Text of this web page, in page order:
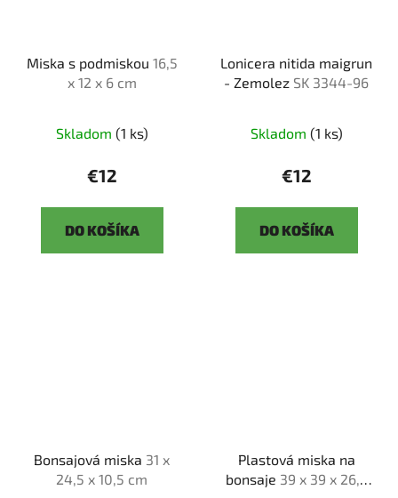
Miska s podmiskou 16,5
x 12 x 6 cm
Skladom (1 ks)
€12
DO KOŠÍKA
Lonicera nitida maigrun
- Zemolez SK 3344-96
Skladom (1 ks)
€12
DO KOŠÍKA
Bonsajová miska 31 x
24,5 x 10,5 cm
Plastová miska na
bonsaje 39 x 39 x 26,5